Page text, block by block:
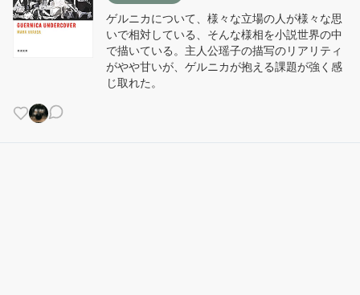
ゲルニカについて、様々な立場の人が様々な思
いで相対している、そんな様相を小説世界の中
で描いている。主人公瑶子の描写のリアリティ
がやや甘いが、ゲルニカが抱える課題が強く感
じ取れた。